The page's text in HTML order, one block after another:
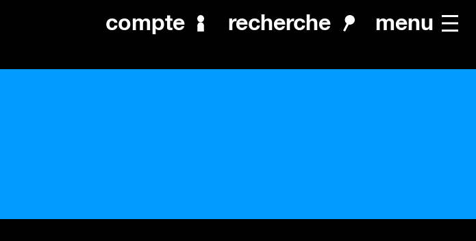
compte recherche menu